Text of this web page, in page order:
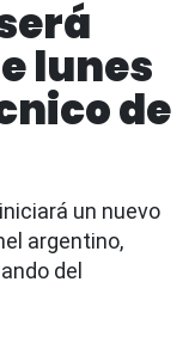
lunes
de
un nuevo
argentino,
del